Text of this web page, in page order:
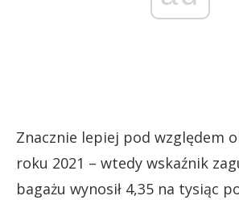
Znacznie lepiej pod względem
roku 2021 – wtedy wskaźnik
bagażu wynosił 4,35 na tysiąc